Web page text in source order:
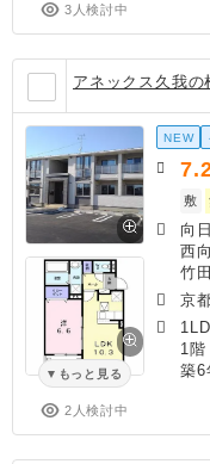
3人検討中
アネックス久我の
もっと見る
2人検討中
NEW
敷
向
西
竹
京
1
築6